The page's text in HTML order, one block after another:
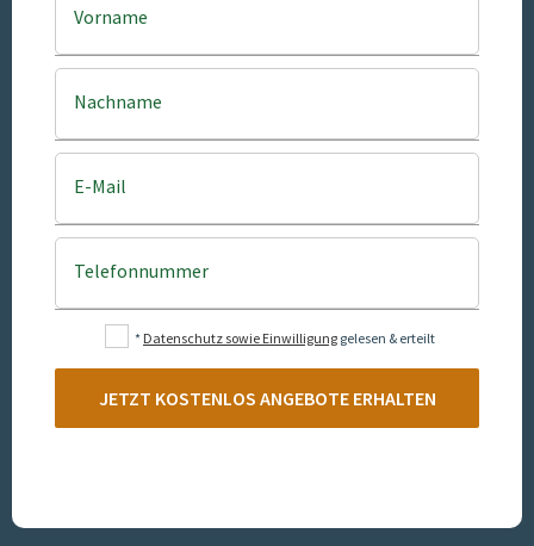
Vorname
Nachname
E-Mail
Telefonnummer
* Datenschutz sowie Einwilligung gelesen & erteilt
JETZT KOSTENLOS ANGEBOTE ERHALTEN